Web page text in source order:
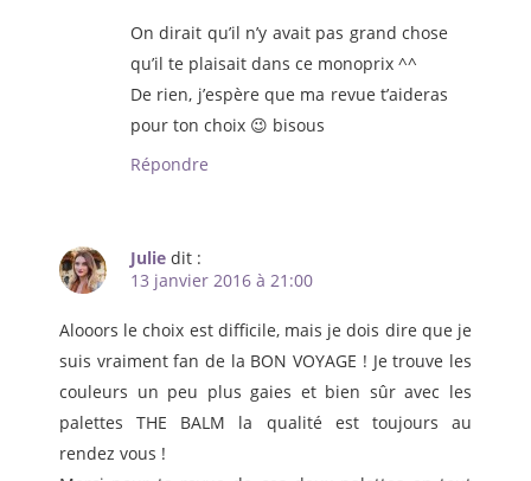
On dirait qu’il n’y avait pas grand chose
qu’il te plaisait dans ce monoprix ^^
De rien, j’espère que ma revue t’aideras
pour ton choix 😉 bisous
Répondre
Julie dit :
13 janvier 2016 à 21:00
Alooors le choix est difficile, mais je dois dire que je
suis vraiment fan de la BON VOYAGE ! Je trouve les
couleurs un peu plus gaies et bien sûr avec les
palettes THE BALM la qualité est toujours au
rendez vous !